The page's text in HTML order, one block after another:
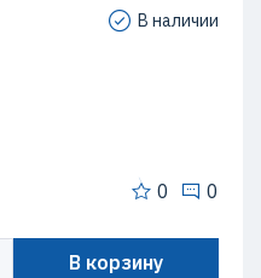
В наличии
0 0
В корзину